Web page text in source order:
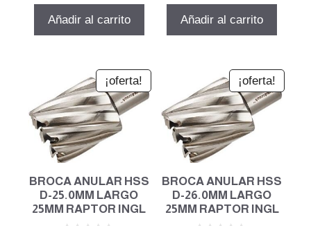
era:
es:
Añadir al carrito
era:
es:
Añadir al carrito
¡oferta!
BROCA ANULAR HSS
D-25.0MM LARGO
25MM RAPTOR INGL
¡oferta!
BROCA ANULAR HSS
D-26.0MM LARGO
25MM RAPTOR INGL